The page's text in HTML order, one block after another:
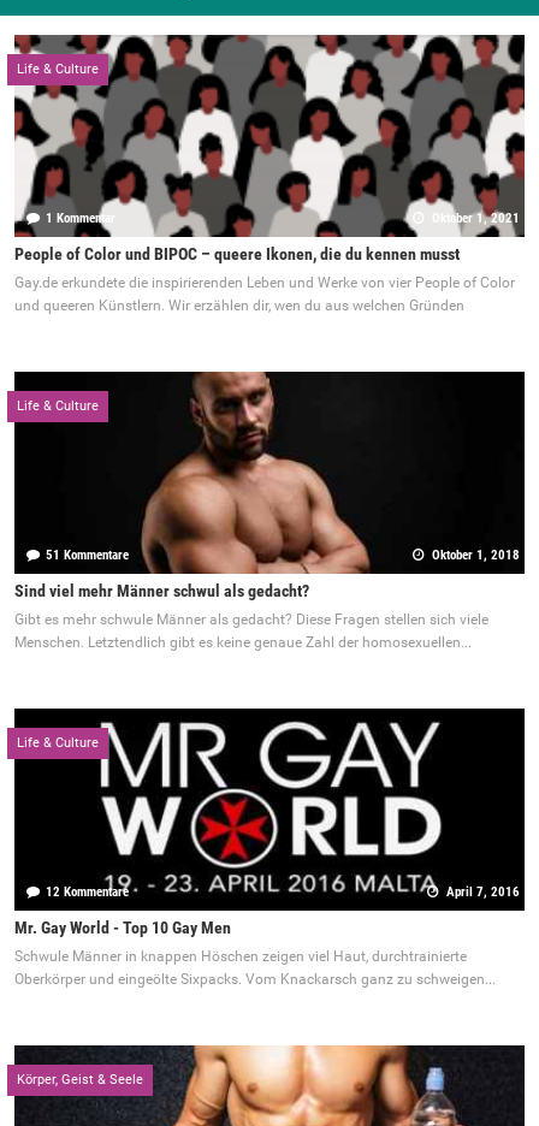
Life & Culture
1 Kommentar Oktober 1, 2021
People of Color und BIPOC – queere Ikonen, die du kennen musst
Gay.de erkundete die inspirierenden Leben und Werke von vier People of Color
und queeren Künstlern. Wir erzählen dir, wen du aus welchen Gründen
Life & Culture
51 Kommentare Oktober 1, 2018
Sind viel mehr Männer schwul als gedacht?
Gibt es mehr schwule Männer als gedacht? Diese Fragen stellen sich viele
Menschen. Letztendlich gibt es keine genaue Zahl der homosexuellen...
Life & Culture
12 Kommentare April 7, 2016
Mr. Gay World - Top 10 Gay Men
Schwule Männer in knappen Höschen zeigen viel Haut, durchtrainierte
Oberkörper und eingeölte Sixpacks. Vom Knackarsch ganz zu schweigen...
Körper, Geist & Seele